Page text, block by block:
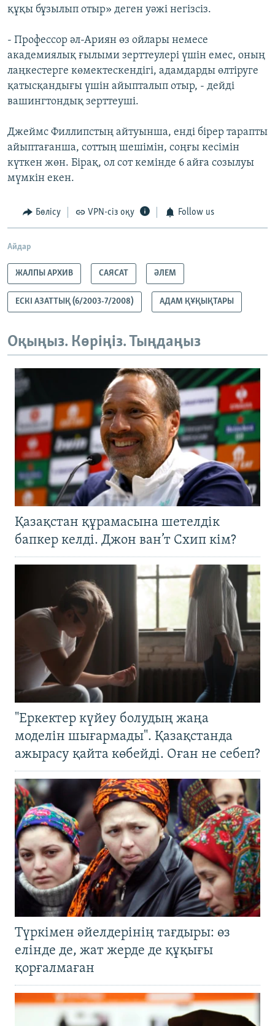
құқы бұзылып отыр» деген уәжі негізсіз.
- Профессор әл-Ариян өз ойлары немесе
академиялық ғылыми зерттеулері үшін емес, оның
лаңкестерге көмектескендігі, адамдарды өлтіруге
қатысқандығы үшін айыпталып отыр, - дейді
вашингтондық зерттеуші.
Джеймс Филлипстың айтуынша, енді бірер тарапты
айыптағанша, соттың шешімін, соңғы кесімін
күткен жөн. Бірақ, ол сот кемінде 6 айға созылуы
мүмкін екен.
Бөлісу VPN-сіз оқу Follow us
Айдар
ЖАЛПЫ АРХИВ САЯСАТ ӘЛЕМ
ЕСКІ АЗАТТЫҚ (6/2003-7/2008) АДАМ ҚҰҚЫҚТАРЫ
Оқыңыз. Көріңіз. Тыңдаңыз
Қазақстан құрамасына шетелдік
бапкер келді. Джон ван’т Схип кім?
"Еркектер күйеу болудың жаңа
моделін шығармады". Қазақстанда
ажырасу қайта көбейді. Оған не себеп?
Түркімен әйелдерінің тағдыры: өз
елінде де, жат жерде де құқығы
қорғалмаған